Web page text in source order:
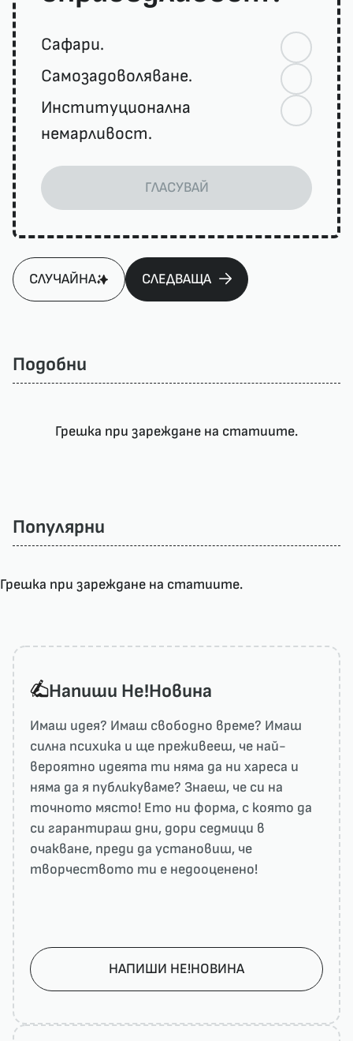
Сафари.
Самозадоволяване.
Институционална
немарливост.
ГЛАСУВАЙ
СЛУЧАЙНА СЛЕДВАЩА
Подобни
Грешка при зареждане на статиите.
Популярни
Грешка при зареждане на статиите.
Напиши He!Новина
Имаш идея? Имаш свободно време? Имаш
силна психика и ще преживееш, че най-
вероятно идеята ти няма да ни харесa и
няма да я публикуваме? Знаеш, че си на
точното място! Ето ни форма, с която да
си гарантираш дни, дори седмици в
очакване, преди да установиш, че
творчеството ти е недооценено!
НАПИШИ НЕ!НОВИНА